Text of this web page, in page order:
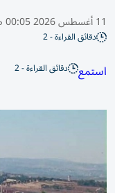
11 أغسطس 2026 00:05 صباحًا
دقائق القراءة - 2
استمع دقائق القراءة - 2